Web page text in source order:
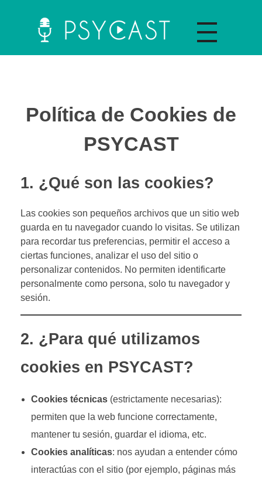
La plataforma y asociación Psycast.es es una propuesta didáctica innovadora de psicología que ofrece información sobre diferentes temáticas psicológicas a través de material audiovisual y la selección de artículos científicos y de divulgación.
Política de Cookies de
PSYCAST
1. ¿Qué son las cookies?
Las cookies son pequeños archivos que un sitio web
guarda en tu navegador cuando lo visitas. Se utilizan
para recordar tus preferencias, permitir el acceso a
ciertas funciones, analizar el uso del sitio o
personalizar contenidos. No permiten identificarte
personalmente como persona, solo tu navegador y
sesión.
2. ¿Para qué utilizamos
cookies en PSYCAST?
Cookies técnicas(estrictamente necesarias):
permiten que la web funcione correctamente,
mantener tu sesión, guardar el idioma, etc.
Cookies analíticas: nos ayudan a entender cómo
interactúas con el sitio (por ejemplo, páginas más